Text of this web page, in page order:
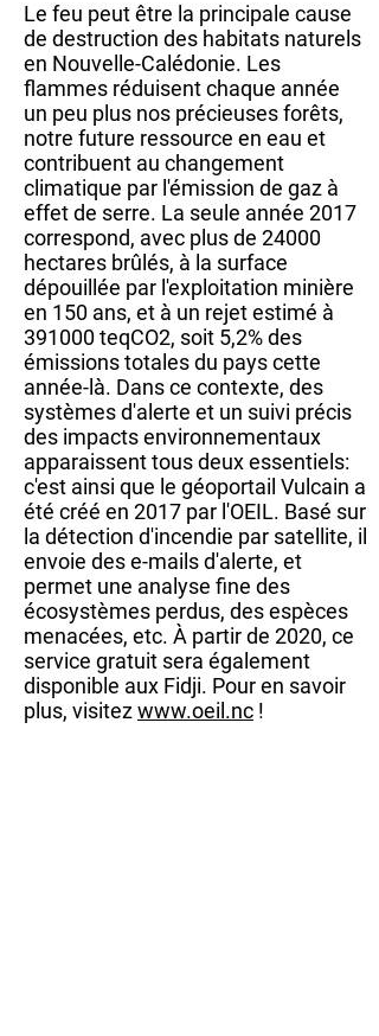
Le feu peut être la principale cause
de destruction des habitats naturels
en Nouvelle-Calédonie. Les
flammes réduisent chaque année
un peu plus nos précieuses forêts,
notre future ressource en eau et
contribuent au changement
climatique par l'émission de gaz à
effet de serre. La seule année 2017
correspond, avec plus de 24000
hectares brûlés, à la surface
dépouillée par l'exploitation minière
en 150 ans, et à un rejet estimé à
391000 teqCO2, soit 5,2% des
émissions totales du pays cette
année-là. Dans ce contexte, des
systèmes d'alerte et un suivi précis
des impacts environnementaux
apparaissent tous deux essentiels:
c'est ainsi que le géoportail Vulcain a
été créé en 2017 par l'OEIL. Basé sur
la détection d'incendie par satellite, il
envoie des e-mails d'alerte, et
permet une analyse fine des
écosystèmes perdus, des espèces
menacées, etc. À partir de 2020, ce
service gratuit sera également
disponible aux Fidji. Pour en savoir
plus, visitezwww.oeil.nc !